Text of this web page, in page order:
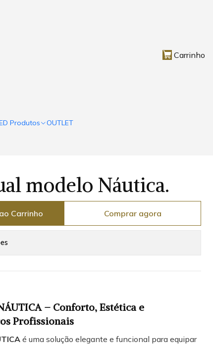
Carrinho
Produtos OUTLET
modelo Náutica.
Carrinho Comprar agora
– Conforto, Estética e
Profissionais
é uma solução elegante e funcional para equipar